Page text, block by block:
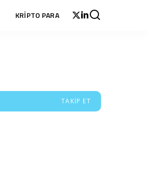
KRİPTO PARA
TAKIP ET